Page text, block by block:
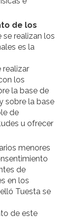
de los
se realizan los
es la
los
la base de
sobre la base
de
u ofrecer
menores
de
en los
Tuesta se
de este